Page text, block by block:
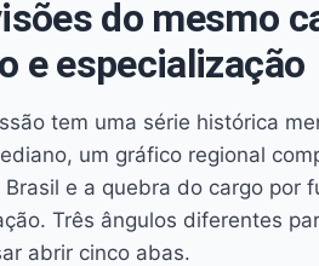
do mesmo
e especialização
tem uma série histórica
um gráfico regional
e a quebra do cargo por
Três ângulos diferentes
abrir cinco abas.